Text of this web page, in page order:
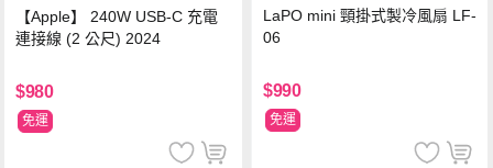
【Apple】 240W USB-C 充電
連接線 (2 公尺) 2024
$980
免運
LaPO mini 頸掛式製冷風扇 LF-
06
$990
免運